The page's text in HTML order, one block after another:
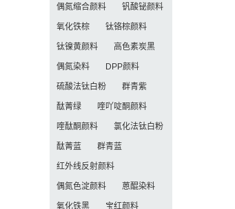
偶氮缩合颜料 钒酸铋颜料
氧化铁棕 钛铬棕颜料
钛镍黄颜料 高色素炭黑
偶氮染料 DPP颜料
硫酸法钛白粉 群青紫
酞菁绿 喹吖啶酮颜料
喹酞酮颜料 氯化法钛白粉
酞菁蓝 群青蓝
红外线反射颜料
偶氮色淀颜料 蒽醌染料
氧化铁黑 宝红颜料